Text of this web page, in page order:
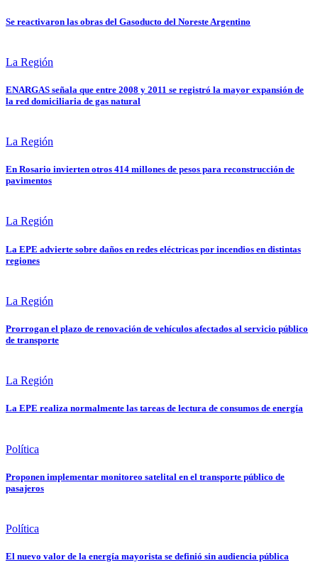
Se reactivaron las obras del Gasoducto del Noreste Argentino
La Región
ENARGAS señala que entre 2008 y 2011 se registró la mayor expansión de
la red domiciliaria de gas natural
La Región
En Rosario invierten otros 414 millones de pesos para reconstrucción de
pavimentos
La Región
La EPE advierte sobre daños en redes eléctricas por incendios en distintas
regiones
La Región
Prorrogan el plazo de renovación de vehículos afectados al servicio público
de transporte
La Región
La EPE realiza normalmente las tareas de lectura de consumos de energía
Política
Proponen implementar monitoreo satelital en el transporte público de
pasajeros
Política
El nuevo valor de la energía mayorista se definió sin audiencia pública